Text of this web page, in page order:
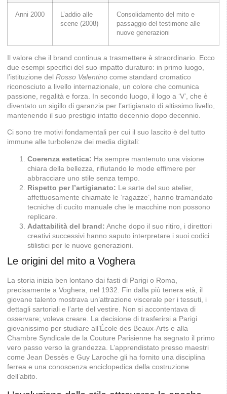
Anni 2000
L’addio alle
scene (2008)
Consolidamento del mito e
passaggio del testimone alle
nuove generazioni
Il valore che il brand continua a trasmettere è straordinario. Ecco
due esempi specifici del suo impatto duraturo: in primo luogo,
l’istituzione del Rosso Valentino come standard cromatico
riconosciuto a livello internazionale, un colore che comunica
passione, regalità e forza. In secondo luogo, il logo a ‘V’, che è
diventato un sigillo di garanzia per l’artigianato di altissimo livello,
mantenendo il suo prestigio intatto decennio dopo decennio.
Ci sono tre motivi fondamentali per cui il suo lascito è del tutto
immune alle turbolenze dei media digitali:
Coerenza estetica: Ha sempre mantenuto una visione
chiara della bellezza, rifiutando le mode effimere per
abbracciare uno stile senza tempo.
Rispetto per l’artigianato: Le sarte del suo atelier,
affettuosamente chiamate le ‘ragazze’, hanno tramandato
tecniche di cucito manuale che le macchine non possono
replicare.
Adattabilità del brand: Anche dopo il suo ritiro, i direttori
creativi successivi hanno saputo interpretare i suoi codici
stilistici per le nuove generazioni.
Le origini del mito a Voghera
La storia inizia ben lontano dai fasti di Parigi o Roma,
precisamente a Voghera, nel 1932. Fin dalla più tenera età, il
giovane talento mostrava un’attrazione viscerale per i tessuti, i
dettagli sartoriali e l’arte del vestire. Non si accontentava di
osservare; voleva creare. La decisione di trasferirsi a Parigi
giovanissimo per studiare all’École des Beaux-Arts e alla
Chambre Syndicale de la Couture Parisienne ha segnato il primo
vero passo verso la grandezza. L’apprendistato presso maestri
come Jean Dessès e Guy Laroche gli ha fornito una disciplina
ferrea e una conoscenza enciclopedica della costruzione
dell’abito.